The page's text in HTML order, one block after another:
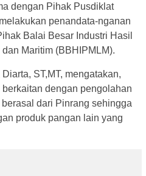
dengan Pihak Pusdiklat
penandata-nganan
Balai Besar Industri Hasil
Maritim (BBHIPMLM).
ST,MT, mengatakan,
dengan pengolahan
dari Pinrang sehingga
produk pangan lain yang